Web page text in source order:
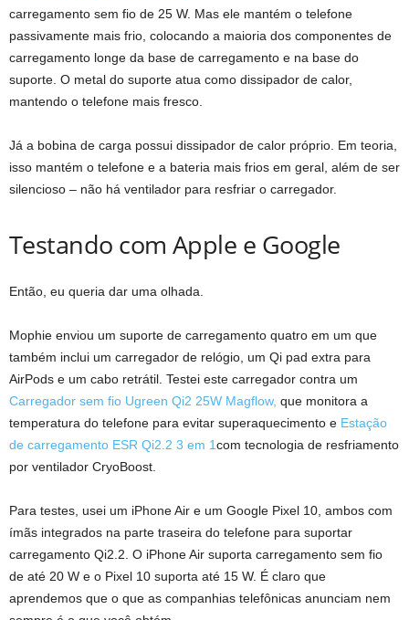
carregamento sem fio de 25 W. Mas ele mantém o telefone
passivamente mais frio, colocando a maioria dos componentes de
carregamento longe da base de carregamento e na base do
suporte. O metal do suporte atua como dissipador de calor,
mantendo o telefone mais fresco.
Já a bobina de carga possui dissipador de calor próprio. Em teoria,
isso mantém o telefone e a bateria mais frios em geral, além de ser
silencioso – não há ventilador para resfriar o carregador.
Testando com Apple e Google
Então, eu queria dar uma olhada.
Mophie enviou um suporte de carregamento quatro em um que
também inclui um carregador de relógio, um Qi pad extra para
AirPods e um cabo retrátil. Testei este carregador contra um
Carregador sem fio Ugreen Qi2 25W Magflow, que monitora a
temperatura do telefone para evitar superaquecimento e Estação
de carregamento ESR Qi2.2 3 em 1com tecnologia de resfriamento
por ventilador CryoBoost.
Para testes, usei um iPhone Air e um Google Pixel 10, ambos com
ímãs integrados na parte traseira do telefone para suportar
carregamento Qi2.2. O iPhone Air suporta carregamento sem fio
de até 20 W e o Pixel 10 suporta até 15 W. É claro que
aprendemos que o que as companhias telefônicas anunciam nem